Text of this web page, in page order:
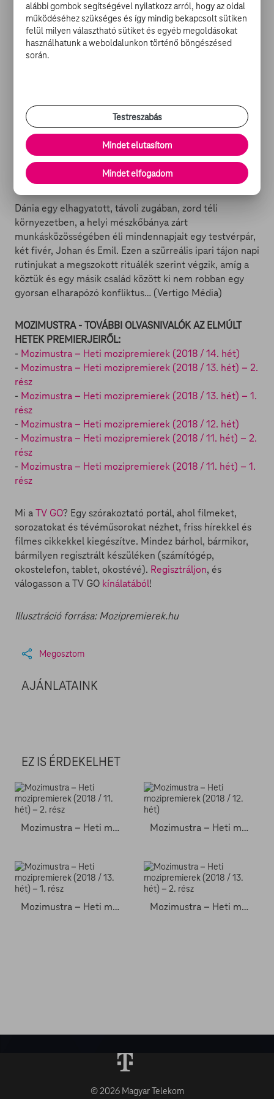
kell ennél több, hogy meggazdagodásuk zálogát a
kezükben tartsák. Igazából ezért döntenek úgy, hogy
igenis meg fognak lovasítani kereken 600 millió dollárt.
Csak egyetlen egy ici-pici probléma van: egy elszánt őr
Téli fivérek (16 – Vinterbrødre)
dán feliratos dráma // 100 perc
Dánia egy elhagyatott, távoli zugában, zord téli
környezetben, a helyi mészkőbánya zárt
munkásközösségében éli mindennapjait egy testvérpár,
két fivér, Johan és Emil. Ezen a szürreális ipari tájon napi
rutinjukat a megszokott rituálék szerint végzik, amíg a
köztük és egy másik család között ki nem robban egy
gyorsan elharapózó konfliktus… (Vertigo Média)
MOZIMUSTRA - TOVÁBBI OLVASNIVALÓK AZ ELMÚLT
HETEK PREMIERJEIRŐL:
- Mozimustra – Heti mozipremierek (2018 / 14. hét)
- Mozimustra – Heti mozipremierek (2018 / 13. hét) – 2.
rész
- Mozimustra – Heti mozipremierek (2018 / 13. hét) – 1.
rész
- Mozimustra – Heti mozipremierek (2018 / 12. hét)
- Mozimustra – Heti mozipremierek (2018 / 11. hét) – 2.
rész
- Mozimustra – Heti mozipremierek (2018 / 11. hét) – 1.
rész
Mi aTV GO? Egy szórakoztató portál, ahol filmeket,
sorozatokat és tévéműsorokat nézhet, friss hírekkel és
filmes cikkekkel kiegészítve. Mindez bárhol, bármikor,
bármilyen regisztrált készüléken (számítógép,
okostelefon, tablet, okostévé). Regisztráljon, és
válogasson a TV GO kínálatából!
Illusztráció forrása: Mozipremierek.hu
Megosztom
AJÁNLATAINK
EZ IS ÉRDEKELHET
Mozimustra – Heti mozipremierek (2018 / 11. hét) – 2. rész Mozimustra – Heti mozipremierek (2018 / 12. hét)
Mozimustra – Heti mozipremierek (2018 / 13. hét) – 1. rész Mozimustra – Heti mozipremierek (2018 / 13. hét) – 2. rész
© 2026 Magyar Telekom
alábbi gombok segítségével nyilatkozz arról, hogy az oldal
működéséhez szükséges és így mindig bekapcsolt sütiken
felül milyen választható sütiket és egyéb megoldásokat
használhatunk a weboldalunkon történő böngészésed
során.
Testreszabás
Mindet elutasítom
Mindet elfogadom